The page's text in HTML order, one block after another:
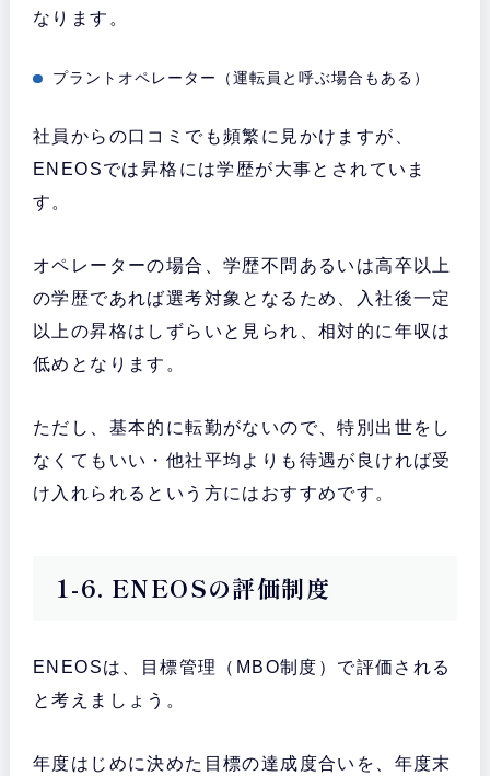
なります。
プラントオペレーター（運転員と呼ぶ場合もある）
社員からの口コミでも頻繁に見かけますが、
ENEOSでは昇格には学歴が大事とされていま
す。
オペレーターの場合、学歴不問あるいは高卒以上
の学歴であれば選考対象となるため、入社後一定
以上の昇格はしずらいと見られ、相対的に年収は
低めとなります。
ただし、基本的に転勤がないので、特別出世をし
なくてもいい・他社平均よりも待遇が良ければ受
け入れられるという方にはおすすめです。
1-6. ENEOSの評価制度
ENEOSは、目標管理（MBO制度）で評価される
と考えましょう。
年度はじめに決めた目標の達成度合いを、年度末